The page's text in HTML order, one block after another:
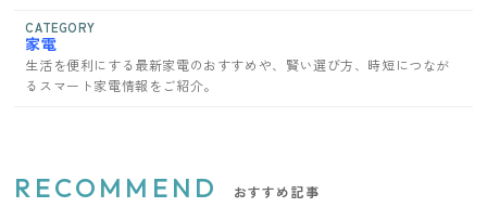
CATEGORY
家電
生活を便利にする最新家電のおすすめや、賢い選び方、時短につなが
るスマート家電情報をご紹介。
RECOMMEND おすすめ記事